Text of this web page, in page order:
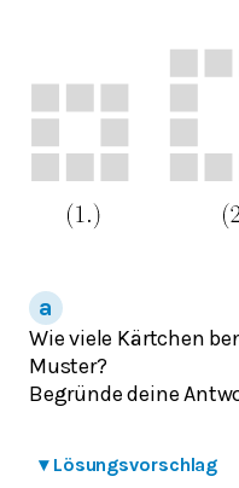
Wie viele Kärtchen
Muster?
Begründe deine
▾ Lösungsvorschlag